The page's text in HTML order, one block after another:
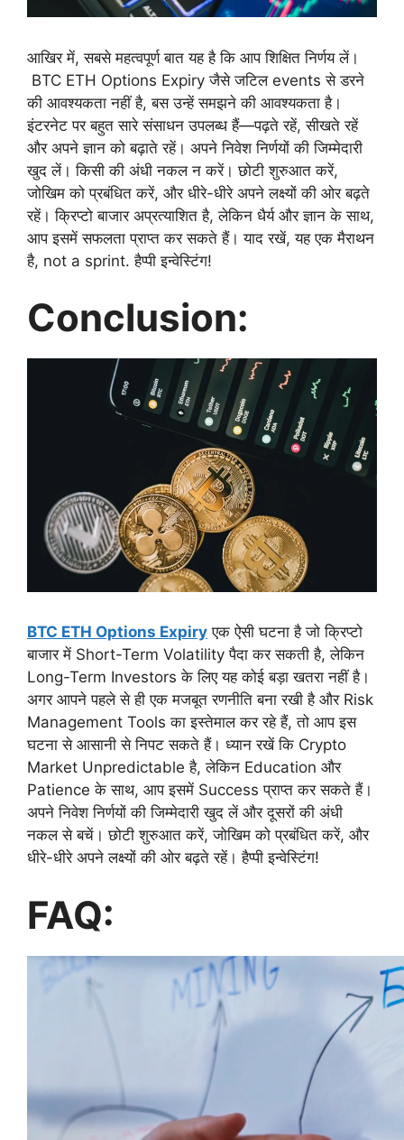
आखिर में, सबसे महत्वपूर्ण बात यह है कि आप शिक्षित निर्णय लें।
BTC ETH Options Expiry जैसे जटिल events से डरने
की आवश्यकता नहीं है, बस उन्हें समझने की आवश्यकता है।
इंटरनेट पर बहुत सारे संसाधन उपलब्ध हैं—पढ़ते रहें, सीखते रहें
और अपने ज्ञान को बढ़ाते रहें। अपने निवेश निर्णयों की जिम्मेदारी
खुद लें। किसी की अंधी नकल न करें। छोटी शुरुआत करें,
जोखिम को प्रबंधित करें, और धीरे-धीरे अपने लक्ष्यों की ओर बढ़ते
रहें। क्रिप्टो बाजार अप्रत्याशित है, लेकिन धैर्य और ज्ञान के साथ,
आप इसमें सफलता प्राप्त कर सकते हैं। याद रखें, यह एक मैराथन
है, not a sprint. हैप्पी इन्वेस्टिंग!
Conclusion:
BTC ETH Options Expiry एक ऐसी घटना है जो क्रिप्टो
बाजार में Short-Term Volatility पैदा कर सकती है, लेकिन
Long-Term Investors के लिए यह कोई बड़ा खतरा नहीं है।
अगर आपने पहले से ही एक मजबूत रणनीति बना रखी है और Risk
Management Tools का इस्तेमाल कर रहे हैं, तो आप इस
घटना से आसानी से निपट सकते हैं। ध्यान रखें कि Crypto
Market Unpredictable है, लेकिन Education और
Patience के साथ, आप इसमें Success प्राप्त कर सकते हैं।
अपने निवेश निर्णयों की जिम्मेदारी खुद लें और दूसरों की अंधी
नकल से बचें। छोटी शुरुआत करें, जोखिम को प्रबंधित करें, और
धीरे-धीरे अपने लक्ष्यों की ओर बढ़ते रहें। हैप्पी इन्वेस्टिंग!
FAQ: